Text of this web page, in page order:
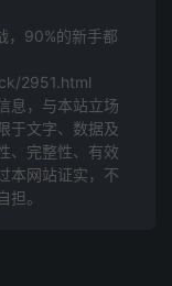
，90%的新手都
2951.html
息，与本站立场
于文字、数据及
、完整性、有效
本网站证实，不
。